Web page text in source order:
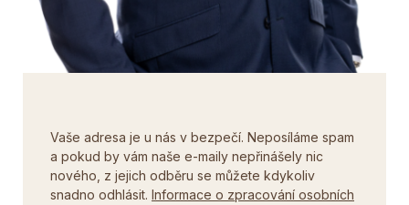
Vaše adresa je u nás v bezpečí. Neposíláme spam
a pokud by vám naše e-maily nepřinášely nic
nového, z jejich odběru se můžete kdykoliv
snadno odhlásit. Informace o zpracování osobních